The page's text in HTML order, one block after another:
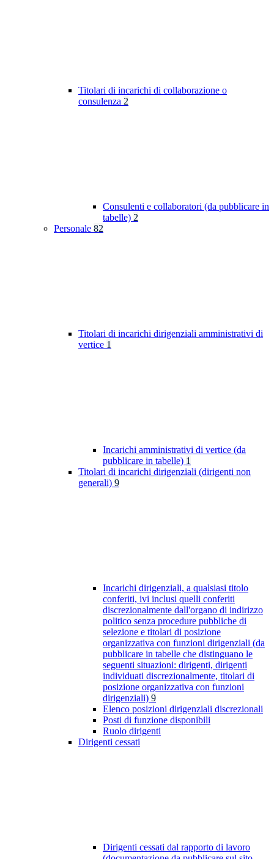
Titolari di incarichi di collaborazione o
consulenza 2
Consulenti e collaboratori (da pubblicare in
tabelle) 2
Personale 82
Titolari di incarichi dirigenziali amministrativi di
vertice 1
Incarichi amministrativi di vertice (da
pubblicare in tabelle) 1
Titolari di incarichi dirigenziali (dirigenti non
generali) 9
Incarichi dirigenziali, a qualsiasi titolo
conferiti, ivi inclusi quelli conferiti
discrezionalmente dall'organo di indirizzo
politico senza procedure pubbliche di
selezione e titolari di posizione
organizzativa con funzioni dirigenziali (da
pubblicare in tabelle che distinguano le
seguenti situazioni: dirigenti, dirigenti
individuati discrezionalmente, titolari di
posizione organizzativa con funzioni
dirigenziali) 9
Elenco posizioni dirigenziali discrezionali
Posti di funzione disponibili
Ruolo dirigenti
Dirigenti cessati
Dirigenti cessati dal rapporto di lavoro